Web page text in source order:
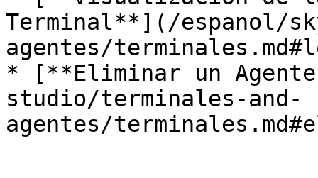
Terminal**](/espanol/
agentes/
* [**Eliminar un
studio/terminales-and-
agentes/